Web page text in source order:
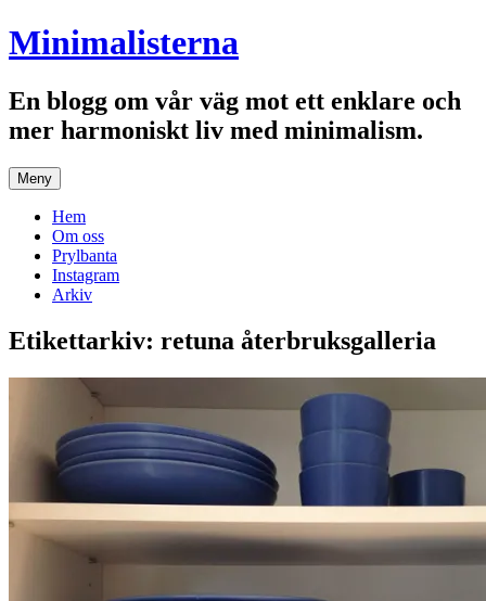
Hoppa
till
Minimalisterna
En blogg om vår väg mot ett enklare och
mer harmoniskt liv med minimalism.
Meny
Hem
Om oss
Prylbanta
Instagram
Arkiv
Etikettarkiv: retuna återbruksgalleria